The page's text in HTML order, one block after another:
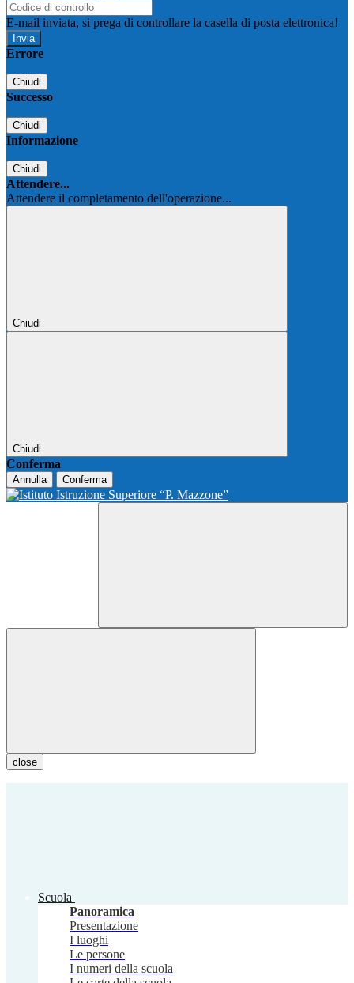
E-mail inviata, si prega di controllare la casella di posta elettronica!
Errore
Chiudi
Successo
Chiudi
Informazione
Chiudi
Attendere...
Attendere il completamento dell'operazione...
Chiudi
Chiudi
Conferma
Annulla Conferma
close
Scuola
Panoramica
Presentazione
I luoghi
Le persone
I numeri della scuola